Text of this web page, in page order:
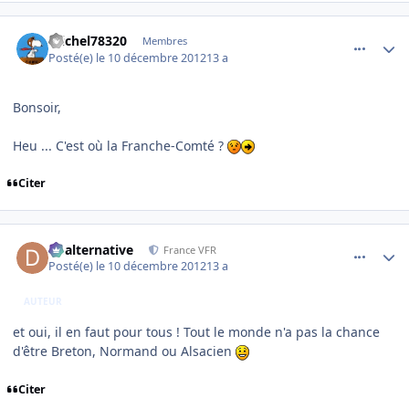
michel78320 Membres
Posté(e) le 10 décembre 201213 a
Bonsoir,
Heu ... C'est où la Franche-Comté ?
Citer
dbalternative France VFR
Posté(e) le 10 décembre 201213 a
AUTEUR
et oui, il en faut pour tous ! Tout le monde n'a pas la chance
d'être Breton, Normand ou Alsacien
Citer